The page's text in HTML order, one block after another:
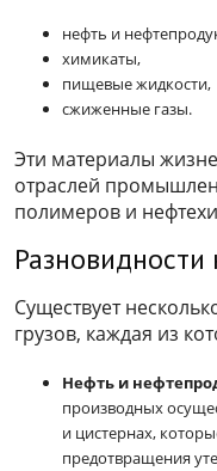
нефть и
химикаты,
пищевые жидкости,
сжиженные газы.
Эти материалы
отраслей
полимеров и
Разновидности
Существует
грузов, каждая из
Нефть и
производных
и цистернах,
предотвращения